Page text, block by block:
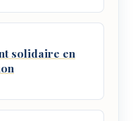
solidaire en